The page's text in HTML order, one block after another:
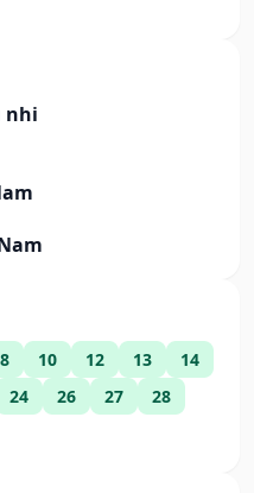
nhi
8 10 12 13
14
24 26 27
28